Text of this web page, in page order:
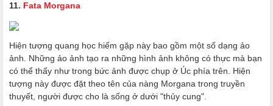
11. Fata Morgana
Hiện tượng quang học hiếm gặp này bao gồm một số dạng ảo
ảnh. Những ảo ảnh tạo ra những hình ảnh không có thực mà bạn
có thể thấy như trong bức ảnh được chụp ở Úc phía trên. Hiện
tượng này được đặt theo tên của nàng Morgana trong truyền
thuyết, người được cho là sống ở dưới "thủy cung".